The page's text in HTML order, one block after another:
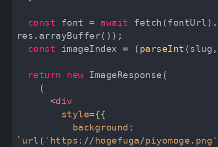
const font = await
const imageIndex = ( parseInt
return new
<div
style={{
background:
` url (' https: //hogefuga/piyomoge.png